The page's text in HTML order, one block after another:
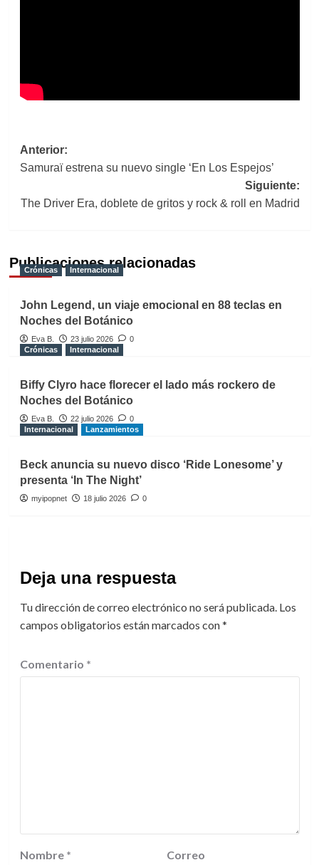
Navegación
de
entradas
Anterior:
Samuraï estrena su nuevo single ‘En Los Espejos’
Siguiente:
The Driver Era, doblete de gritos y rock & roll en Madrid
Publicaciones relacionadas
Crónicas Internacional
John Legend, un viaje emocional en 88 teclas en
Noches del Botánico
Eva B. 23 julio 2026
0
Crónicas
Internacional
Biffy Clyro hace florecer el lado más rockero de
Noches del Botánico
Eva B. 22 julio 2026
0
Internacional
Lanzamientos
Beck anuncia su nuevo disco ‘Ride Lonesome’ y
presenta ‘In The Night’
myipopnet 18 julio 2026 0
Deja una respuesta
Tu dirección de correo electrónico no será publicada. Los
campos obligatorios están marcados con*
Comentario *
Nombre *
Correo